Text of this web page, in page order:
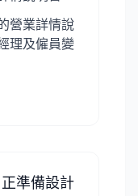
營業詳情說
理及僱員變
準備設計